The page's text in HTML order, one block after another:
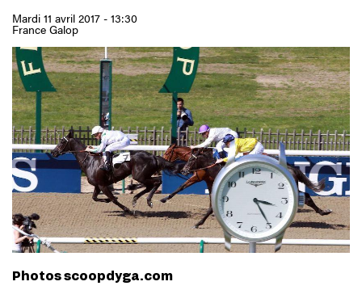
Mardi 11 avril 2017 - 13:30
France Galop
Photos scoopdyga.com